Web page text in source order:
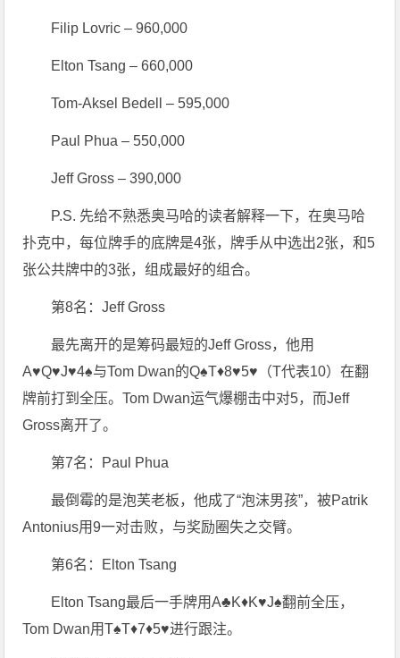
Filip Lovric – 960,000
Elton Tsang – 660,000
Tom-Aksel Bedell – 595,000
Paul Phua – 550,000
Jeff Gross – 390,000
P.S. 先给不熟悉奥马哈的读者解释一下，在奥马哈
扑克中，每位牌手的底牌是4张，牌手从中选出2张，和5
张公共牌中的3张，组成最好的组合。
第8名：Jeff Gross
最先离开的是筹码最短的Jeff Gross，他用
A♥Q♥J♥4♠与Tom Dwan的Q♠T♦8♥5♥（T代表10）在翻
牌前打到全压。Tom Dwan运气爆棚击中对5，而Jeff
Gross离开了。
第7名：Paul Phua
最倒霉的是泡芙老板，他成了“泡沫男孩”，被Patrik
Antonius用9一对击败，与奖励圈失之交臂。
第6名：Elton Tsang
Elton Tsang最后一手牌用A♣K♦K♥J♠翻前全压，
Tom Dwan用T♠T♦7♦5♥进行跟注。